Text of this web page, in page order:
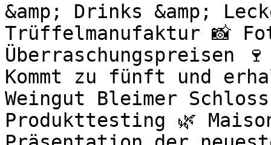
&amp; Drinks &amp;
Trüffelmanufaktur 📸
Überraschungspreisen
Kommt zu fünft und
Weingut Bleimer
Produkttesting 🌿